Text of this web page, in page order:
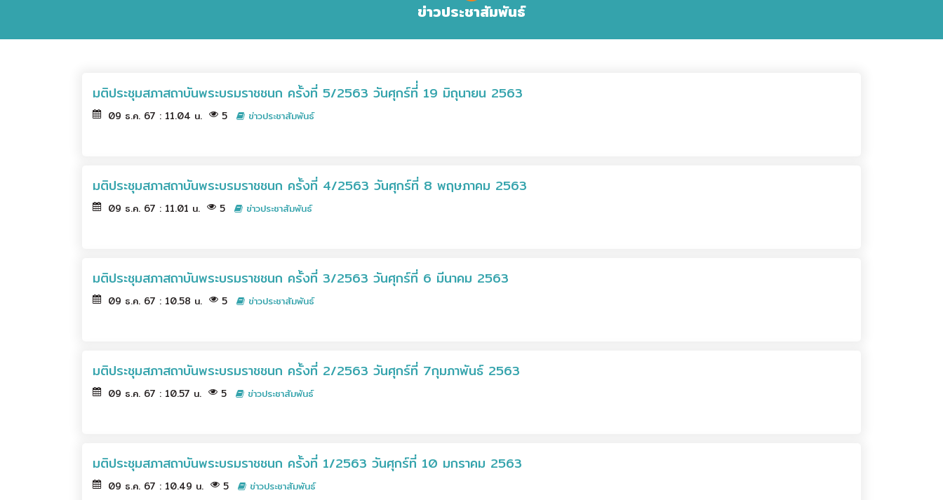
ข่าวประชาสัมพันธ์
มติประชุมสภาสถาบันพระบรมราชชนก ครั้งที่ 5/2563 วันศุกร์ที่่ 19 มิถุนายน 2563
09 ธ.ค. 67 : 11.04 น. 5 ข่าวประชาสัมพันธ์
มติประชุมสภาสถาบันพระบรมราชชนก ครั้งที่ 4/2563 วันศุกร์ที่ 8 พฤษภาคม 2563
09 ธ.ค. 67 : 11.01 น. 5 ข่าวประชาสัมพันธ์
มติประชุมสภาสถาบันพระบรมราชชนก ครั้งที่ 3/2563 วันศุกร์ที่ 6 มีนาคม 2563
09 ธ.ค. 67 : 10.58 น. 5 ข่าวประชาสัมพันธ์
มติประชุมสภาสถาบันพระบรมราชชนก ครั้งที่ 2/2563 วันศุกร์ที่ 7กุมภาพันธ์ 2563
09 ธ.ค. 67 : 10.57 น. 5 ข่าวประชาสัมพันธ์
มติประชุมสภาสถาบันพระบรมราชชนก ครั้งที่ 1/2563 วันศุกร์ที่ 10 มกราคม 2563
09 ธ.ค. 67 : 10.49 น. 5 ข่าวประชาสัมพันธ์